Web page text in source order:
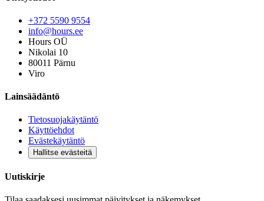
+372 5590 9554
info@hours.ee
Hours OÜ
Nikolai 10
80011 Pärnu
Viro
Lainsäädäntö
Tietosuojakäytäntö
Käyttöehdot
Evästekäytäntö
Hallitse evästeitä
Uutiskirje